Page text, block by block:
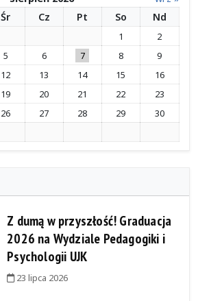
Śr Cz Pt So Nd
1
2
5 6 7 8
9
12 13 14 15
16
19 20 21 22
23
26 27 28 29
30
Z dumą w przyszłość! Graduacja
2026 na Wydziale Pedagogiki i
Psychologii UJK
23 lipca 2026